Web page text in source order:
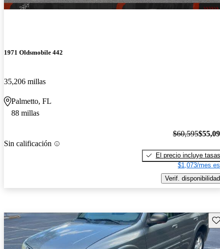
1971 Oldsmobile 442
35,206 millas
Palmetto, FL
88 millas
Sin calificación
$60,595
El precio incluye tasas
$1,073/mes
Verif. disponibilidad